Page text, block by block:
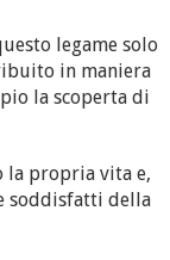
legame solo
in maniera
la scoperta di
la propria vita e,
soddisfatti della